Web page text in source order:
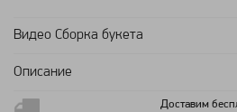
Видео Сборка букета
Описание
Доставим